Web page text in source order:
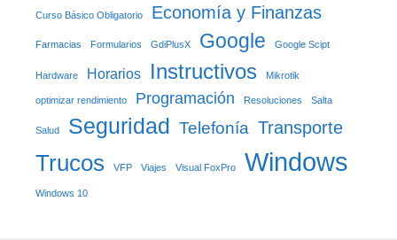
Curso Básico Obligatorio Economía y Finanzas
Farmacias Formularios GdiPlusX Google Google Scipt
Hardware Horarios Instructivos Mikrotik
optimizar rendimiento Programación Resoluciones Salta
Salud Seguridad Telefonía Transporte
Trucos VFP Viajes Visual FoxPro Windows
Windows 10